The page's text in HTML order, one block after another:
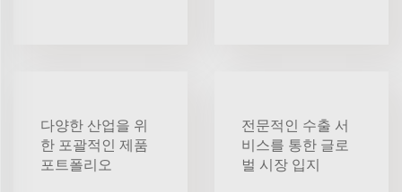
다양한 산업을 위
한 포괄적인 제품
포트폴리오
전문적인 수출 서
비스를 통한 글로
벌 시장 입지